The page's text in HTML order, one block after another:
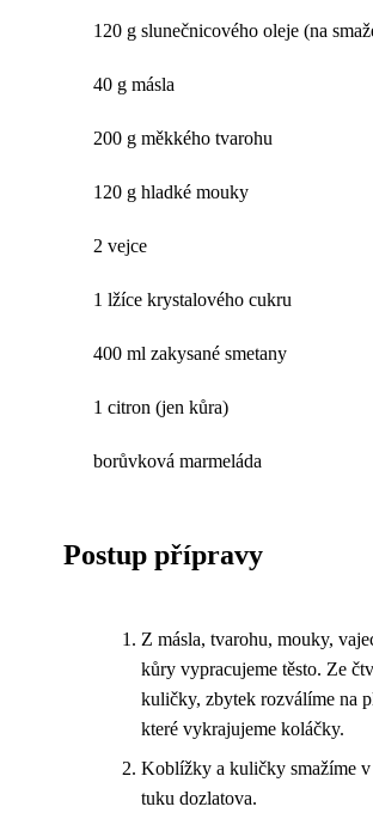
120 g slunečnicového oleje (na
40 g másla
200 g měkkého tvarohu
120 g hladké mouky
2 vejce
1 lžíce krystalového cukru
400 ml zakysané smetany
1 citron (jen kůra)
borůvková marmeláda
Postup přípravy
Z másla, tvarohu, mouky,
kůry vypracujeme těsto. Ze
kuličky, zbytek rozválíme na
které vykrajujeme koláčky.
Koblížky a kuličky smažíme v
tuku dozlatova.